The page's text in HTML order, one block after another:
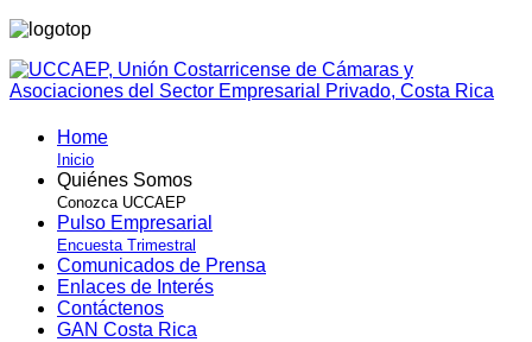
Home
Inicio
Quiénes Somos
Conozca UCCAEP
Pulso Empresarial
Encuesta Trimestral
Comunicados de Prensa
Enlaces de Interés
Contáctenos
GAN Costa Rica